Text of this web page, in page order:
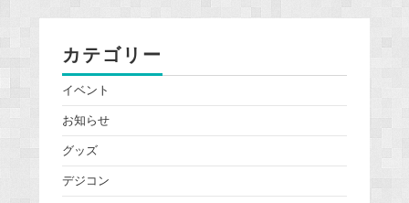
カテゴリー
イベント
お知らせ
グッズ
デジコン